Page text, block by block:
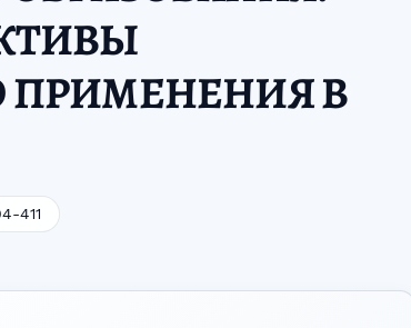
ПРИМЕНЕНИЯ В
411